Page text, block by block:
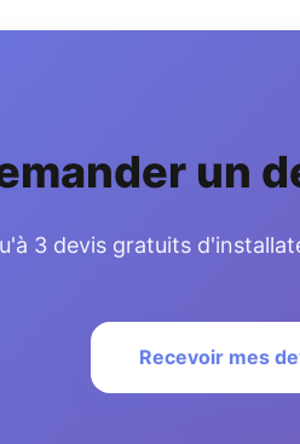
un
3 devis gratuits
Recevoir mes